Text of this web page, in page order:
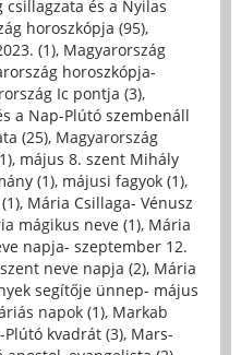
csillagzata és a Nyilas
horoszkópja (95),
(1), Magyarország
horoszkópja-
Ic pontja (3),
a Nap-Plútó szembenáll
(25), Magyarország
, május 8. szent Mihály
(1), májusi fagyok (1),
, Mária Csillaga- Vénusz
mágikus neve (1), Mária
napja- szeptember 12.
neve napja (2), Mária
segítője ünnep- május
napok (1), Markab
Plútó kvadrát (3), Mars-